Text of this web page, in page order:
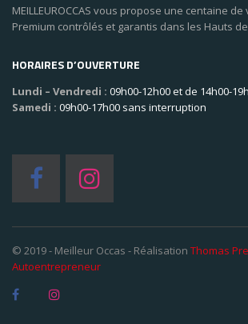
MEILLEUROCCAS vous propose une centaine
Premium contrôlés et garantis dans les Hauts
HORAIRES D’OUVERTURE
Lundi – Vendredi : 09h00-12h00 et de 14h00-
Samedi : 09h00-17h00 sans interruption
© 2019 - Meilleur Occas - Réalisation Thomas
Autoentrepreneur